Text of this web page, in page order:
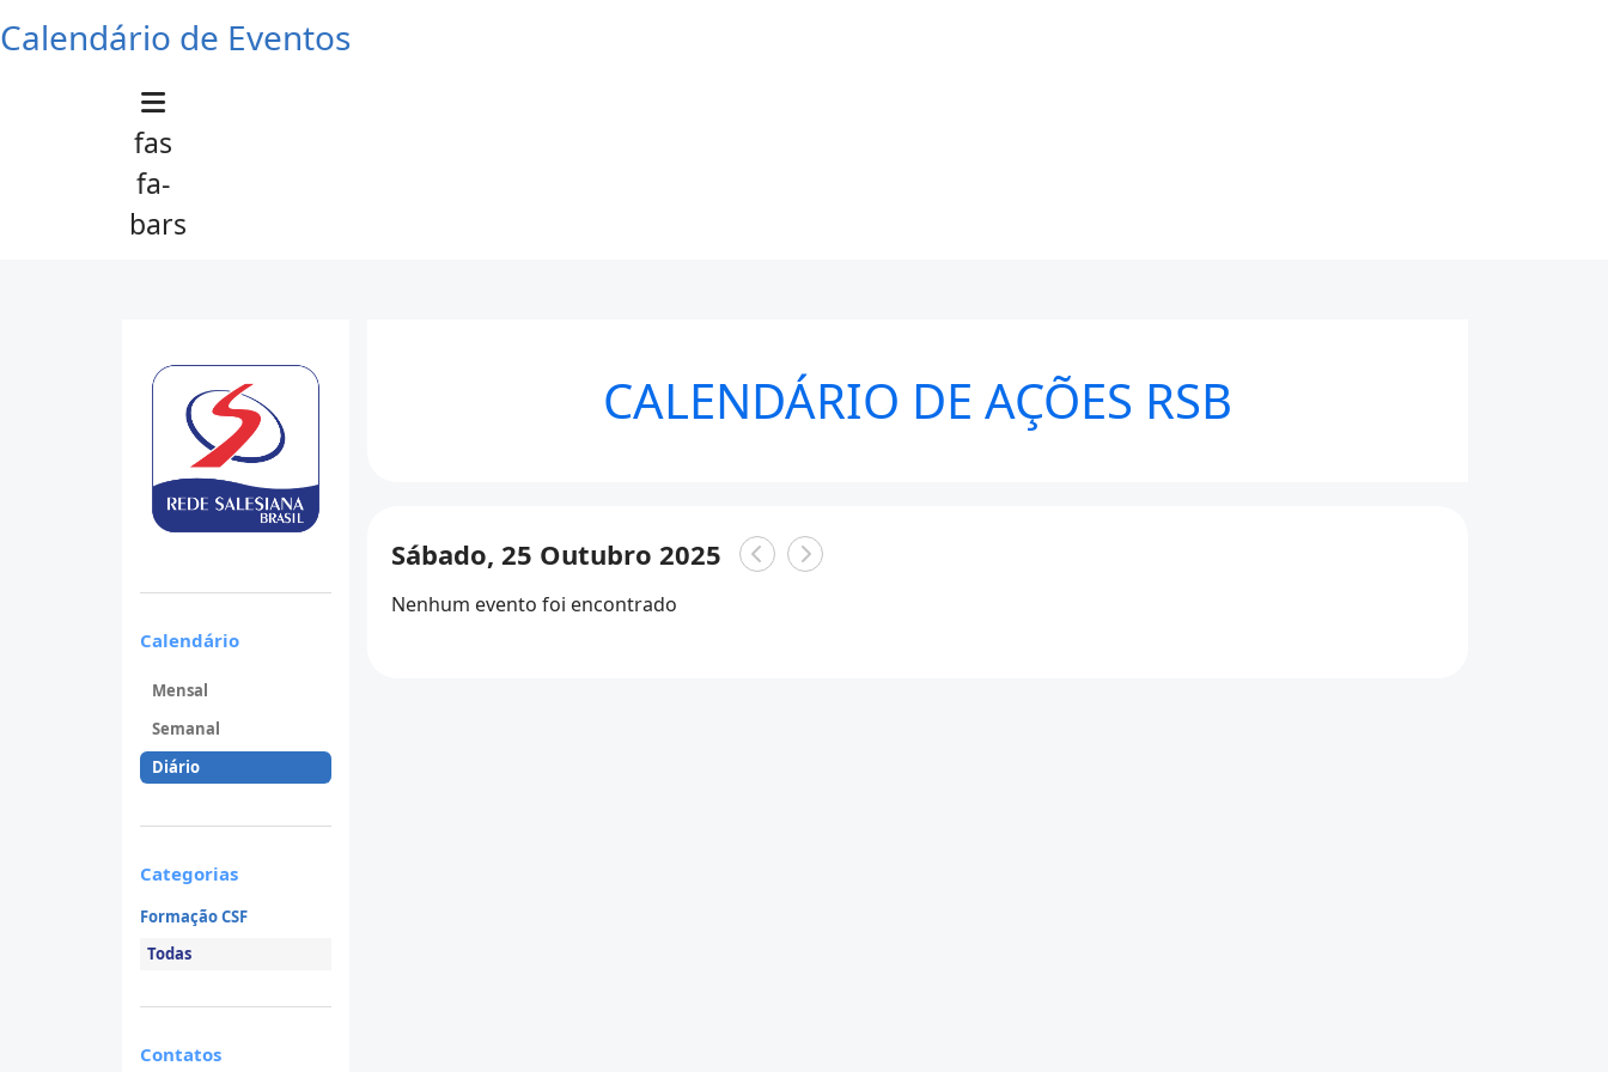
Calendário de Eventos
fas
fa-
bars
Calendário
Mensal
Semanal
Diário
Categorias
Formação CSF
Todas
Contatos
CALENDÁRIO DE AÇÕES RSB
Sábado, 25 Outubro 2025
Nenhum evento foi encontrado